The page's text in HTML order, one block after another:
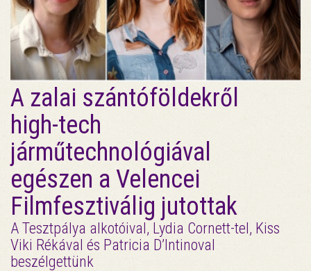
A zalai szántóföldekről
high-tech
járműtechnológiával
egészen a Velencei
Filmfesztiválig jutottak
A Tesztpálya alkotóival, Lydia Cornett-tel, Kiss
Viki Rékával és Patricia D’Intinoval
beszélgettünk